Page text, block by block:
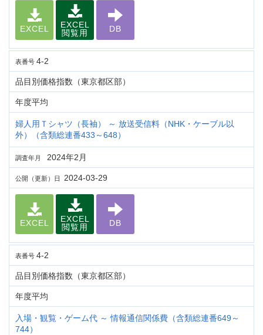
EXCEL
EXCEL
閲覧用
DB
表番号 4-2
品目別価格指数（東京都区部）
年度平均
婦人用Ｔシャツ（長袖） ～ 放送受信料（NHK・ケーブル以
外）（含類総連番433～648）
調査年月 2024年2月
公開（更新）日 2024-03-29
EXCEL
EXCEL
閲覧用
DB
表番号 4-2
品目別価格指数（東京都区部）
年度平均
入場・観覧・ゲーム代 ～ 情報通信関係費（含類総連番649～
744）